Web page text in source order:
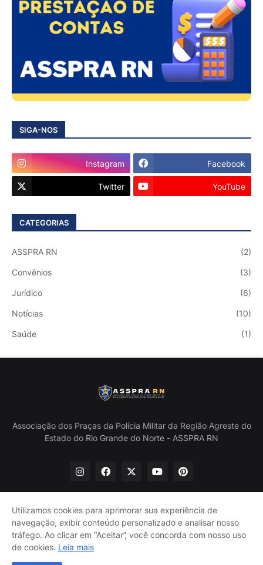
SIGA-NOS
Instagram Facebook
Twitter YouTube
CATEGORIAS
ASSPRA RN (2)
Convênios (3)
Jurídico (6)
Notícias (10)
Saúde (1)
Associação dos Praças da Polícia Militar da Região Agreste do
Estado do Rio Grande do Norte - ASSPRA RN
@ASSPRA RN Todos os direitos reservados. Design por
Início Quem Somos
Política de Privacidade
Contate-nos
Utilizamos cookies para aprimorar sua experiência de
navegação, exibir conteúdo personalizado e analisar nosso
tráfego. Ao clicar em “Aceitar”, você concorda com nosso uso
de cookies. Leia mais